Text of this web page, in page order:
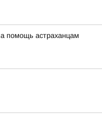
помощь астраханцам